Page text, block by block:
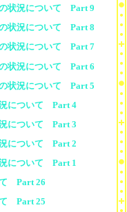
状況について Part 9
状況について Part 8
の状況について Part 7
状況について Part 6
状況について Part 5
況について Part 4
況について Part 3
況について Part 2
況について Part 1
て Part 26
て Part 25